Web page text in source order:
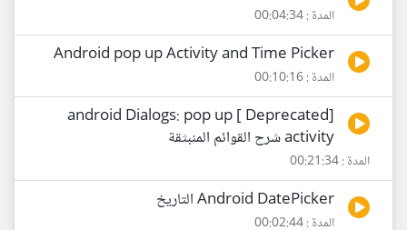
المدة : 00:04:34
Android pop up Activity and Time Picker
المدة : 00:10:16
[Deprecated ] android Dialogs: pop up
activity شرح القوائم المنبثقة
المدة : 00:21:34
Android DatePicker التاريخ
المدة : 00:02:44